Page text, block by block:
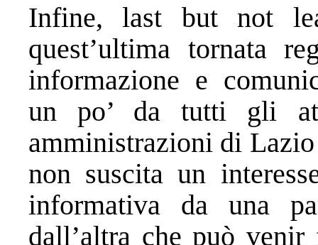
Infine, last but not
quest’ultima tornata
informazione e
un po’ da tutti gli
amministrazioni di
non suscita un
informativa da una
dall’altra che può